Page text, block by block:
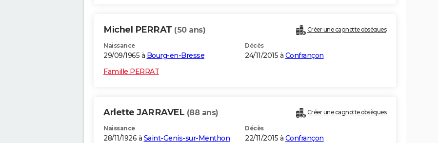
Michel PERRAT (50 ans) Créer une cagnotte obsèques
Naissance
29/09/1965 à Bourg-en-Bresse
Décès
24/11/2015 à Confrançon
Famille PERRAT
Arlette JARRAVEL (88 ans) Créer une cagnotte obsèques
Naissance
28/11/1926 à Saint-Genis-sur-Menthon
Décès
22/11/2015 à Confrançon